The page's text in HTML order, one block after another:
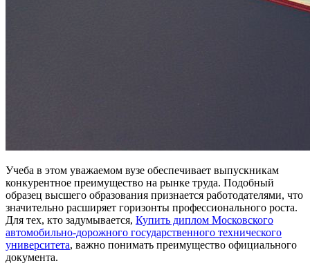
Учеба в этом уважаемом вузе обеспечивает выпускникам
конкурентное преимущество на рынке труда. Подобный
образец высшего образования признается работодателями, что
значительно расширяет горизонты профессионального роста.
Для тех, кто задумывается, Купить диплом Московского
автомобильно-дорожного государственного технического
университета, важно понимать преимущество официального
документа.